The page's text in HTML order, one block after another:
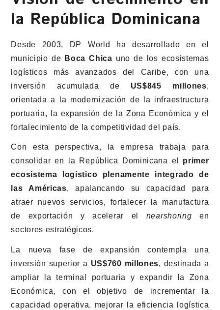
la República Dominicana
Desde 2003, DP World ha desarrollado en el
municipio de Boca Chica uno de los ecosistemas
logísticos más avanzados del Caribe, con una
inversión acumulada de US$845 millones,
orientada a la modernización de la infraestructura
portuaria, la expansión de la Zona Económica y el
fortalecimiento de la competitividad del país.
Con esta perspectiva, la empresa trabaja para
consolidar en la República Dominicana el primer
ecosistema logístico plenamente integrado de
las Américas, apalancando su capacidad para
atraer nuevos servicios, fortalecer la manufactura
de exportación y acelerar el nearshoring en
sectores estratégicos.
La nueva fase de expansión contempla una
inversión superior a US$760 millones, destinada a
ampliar la terminal portuaria y expandir la Zona
Económica, con el objetivo de incrementar la
capacidad operativa, mejorar la eficiencia logística